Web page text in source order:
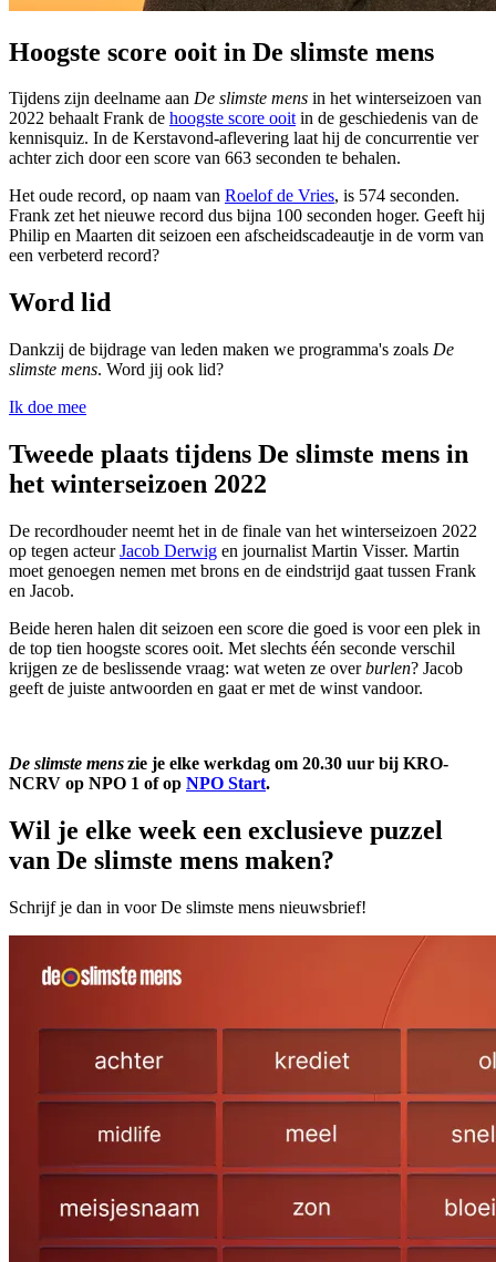
Hoogste score ooit in De slimste mens
Tijdens zijn deelname aan De slimste mens in het winterseizoen van
2022 behaalt Frank de hoogste score ooitin de geschiedenis van de
kennisquiz. In de Kerstavond-aflevering laat hij de concurrentie ver
achter zich door een score van 663 seconden te behalen.
Het oude record, op naam van Roelof de Vries, is 574 seconden.
Frank zet het nieuwe record dus bijna 100 seconden hoger. Geeft hij
Philip en Maarten dit seizoen een afscheidscadeautje in de vorm van
een verbeterd record?
Word lid
Dankzij de bijdrage van leden maken we programma's zoals De
slimste mens. Word jij ook lid?
Ik doe mee
Tweede plaats tijdens De slimste mens in
het winterseizoen 2022
De recordhouder neemt het in de finale van het winterseizoen 2022
op tegen acteurJacob Derwig en journalist Martin Visser. Martin
moet genoegen nemen met brons en de eindstrijd gaat tussen Frank
en Jacob.
Beide heren halen dit seizoen een score die goed is voor een plek in
de top tien hoogste scores ooit. Met slechts één seconde verschil
krijgen ze de beslissende vraag: wat weten ze overburlen? Jacob
geeft de juiste antwoorden en gaat er met de winst vandoor.
De slimste menszie je elke werkdag om 20.30 uur bij KRO-
NCRV op NPO 1 of op NPO Start.
Wil je elke week een exclusieve puzzel
van De slimste mens maken?
Schrijf je dan in voor De slimste mens nieuwsbrief!